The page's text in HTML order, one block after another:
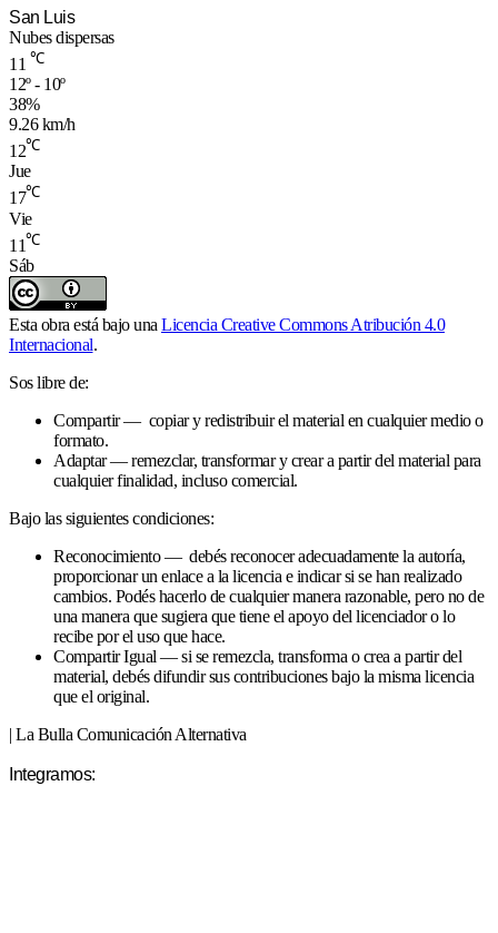
San Luis
Nubes dispersas
11 ℃
12º - 10º
38%
9.26 km/h
12℃
Jue
17℃
Vie
11℃
Sáb
Esta obra está bajo una Licencia Creative Commons Atribución 4.0
Internacional.
Sos libre de:
Compartir — copiar y redistribuir el material en cualquier medio o
formato.
Adaptar — remezclar, transformar y crear a partir del material para
cualquier finalidad, incluso comercial.
Bajo las siguientes condiciones:
Reconocimiento — debés reconocer adecuadamente la autoría,
proporcionar un enlace a la licencia e indicar si se han realizado
cambios. Podés hacerlo de cualquier manera razonable, pero no de
una manera que sugiera que tiene el apoyo del licenciador o lo
recibe por el uso que hace.
Compartir Igual — si se remezcla, transforma o crea a partir del
material, debés difundir sus contribuciones bajo la misma licencia
que el original.
| La Bulla Comunicación Alternativa
Integramos: